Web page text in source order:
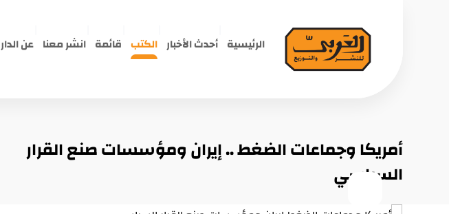
الرئيسية أحدث الأخبار الكتب قائمة انشر معنا عن الدار
أمريكا وجماعات الضغط .. إيران ومؤسسات صنع القرار
السياسي